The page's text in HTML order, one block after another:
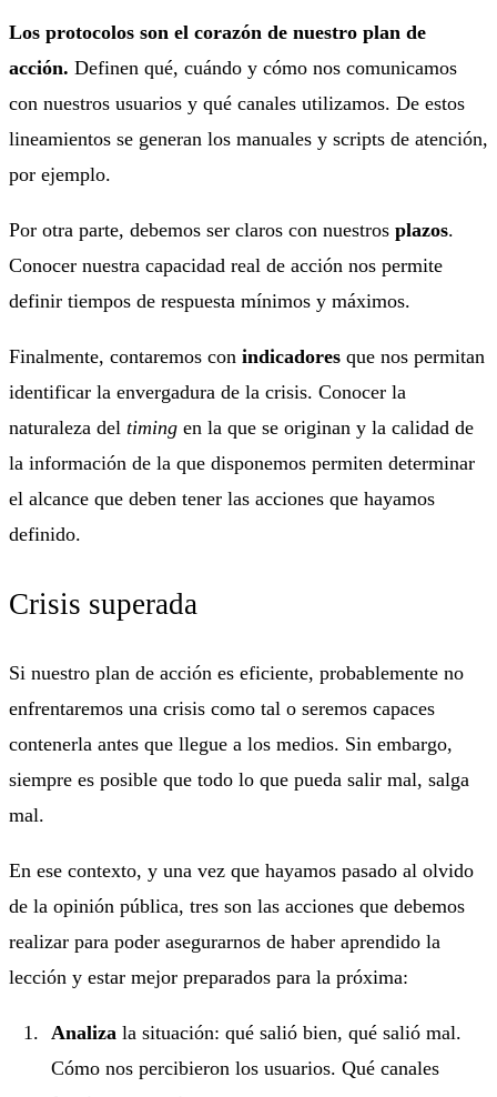
Los protocolos son el corazón de nuestro plan de
acción. Definen qué, cuándo y cómo nos comunicamos
con nuestros usuarios y qué canales utilizamos. De estos
lineamientos se generan los manuales y scripts de atención,
por ejemplo.
Por otra parte, debemos ser claros con nuestros plazos.
Conocer nuestra capacidad real de acción nos permite
definir tiempos de respuesta mínimos y máximos.
Finalmente, contaremos con indicadores que nos permitan
identificar la envergadura de la crisis. Conocer la
naturaleza del timing en la que se originan y la calidad de
la información de la que disponemos permiten determinar
el alcance que deben tener las acciones que hayamos
definido.
Crisis superada
Si nuestro plan de acción es eficiente, probablemente no
enfrentaremos una crisis como tal o seremos capaces
contenerla antes que llegue a los medios. Sin embargo,
siempre es posible que todo lo que pueda salir mal, salga
mal.
En ese contexto, y una vez que hayamos pasado al olvido
de la opinión pública, tres son las acciones que debemos
realizar para poder asegurarnos de haber aprendido la
lección y estar mejor preparados para la próxima:
Analiza la situación: qué salió bien, qué salió mal.
Cómo nos percibieron los usuarios. Qué canales